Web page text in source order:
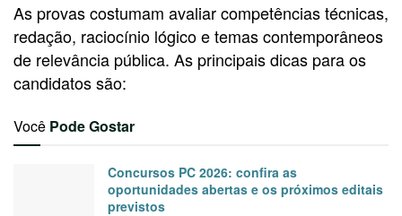
As provas costumam avaliar competências técnicas,
redação, raciocínio lógico e temas contemporâneos
de relevância pública. As principais dicas para os
candidatos são:
Você Pode Gostar
Concursos PC 2026: confira as
oportunidades abertas e os próximos editais
previstos